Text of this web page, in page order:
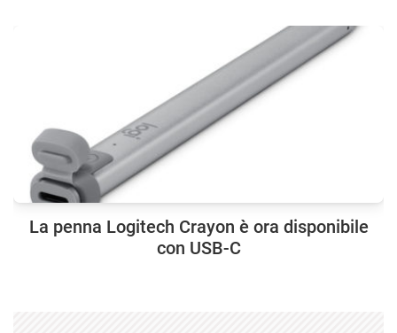
La penna Logitech Crayon è ora disponibile
con USB-C